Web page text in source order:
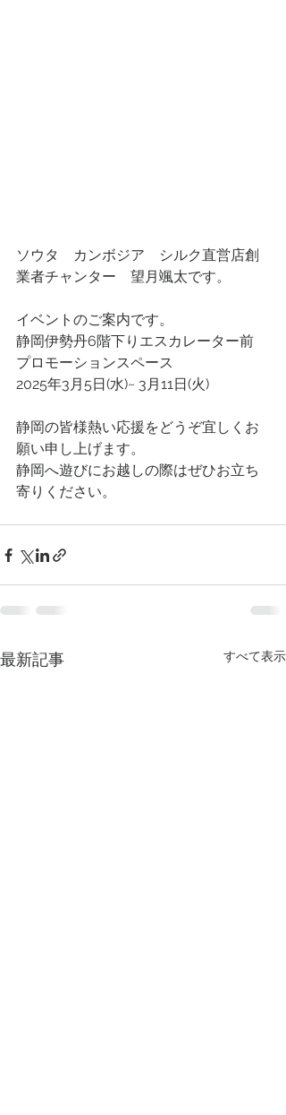
ソウタ　カンボジア　シルク直営店創
業者チャンター　望月颯太です。
イベントのご案内です。
静岡伊勢丹6階下りエスカレーター前
プロモーションスペース
2025年3月5日(水)~ 3月11日(火)
静岡の皆様熱い応援をどうぞ宜しくお
願い申し上げます。
静岡へ遊びにお越しの際はぜひお立ち
寄りください。
最新記事 すべて表示